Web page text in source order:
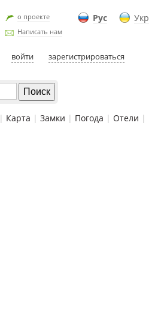
Рус Укр
о проекте
Написать нам
войти зарегистрироваться
| Карта | Замки | Погода | Отели |